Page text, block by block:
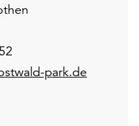
park.de